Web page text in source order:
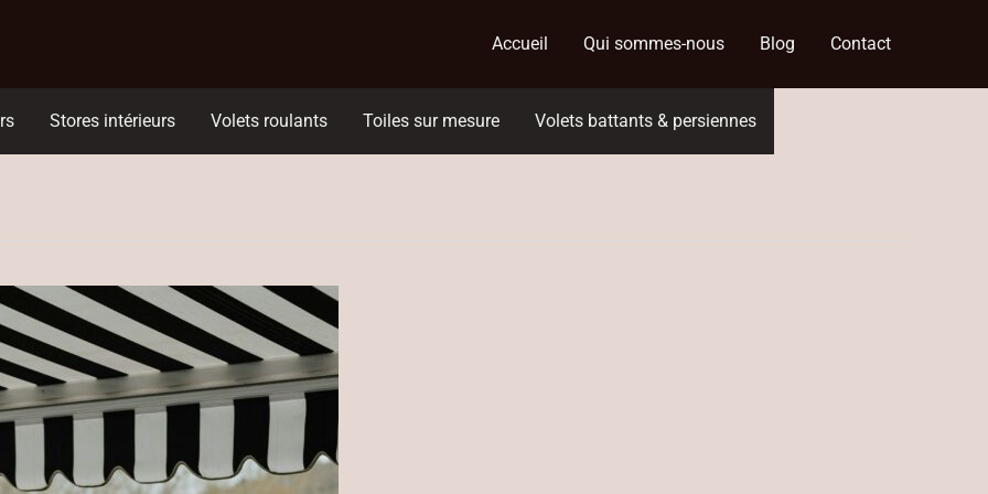
Accueil Qui sommes-nous Blog Contact
Stores intérieurs Volets roulants Toiles sur mesure Volets battants & persiennes